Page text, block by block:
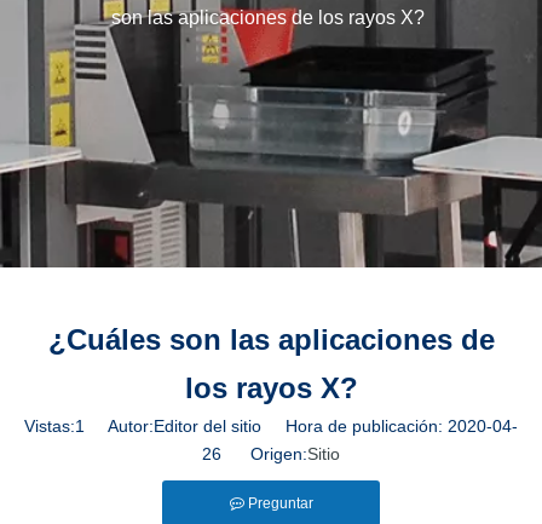
son las aplicaciones de los rayos X?
¿Cuáles son las aplicaciones de
los rayos X?
Vistas:1
Autor:Editor del sitio Hora de publicación: 2020-04-
26 Origen:Sitio
Preguntar